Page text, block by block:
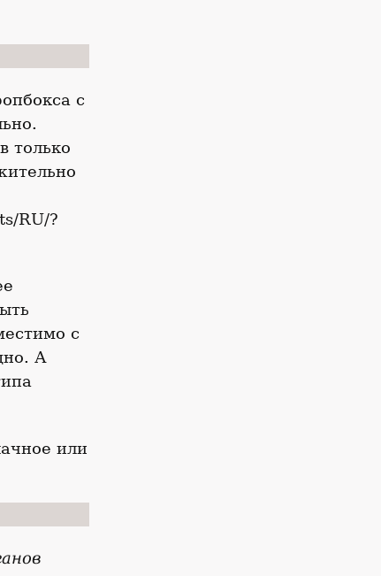
с
только
RU/?
с
А
или